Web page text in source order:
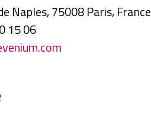
Naples, 75008 Paris, France
15 06